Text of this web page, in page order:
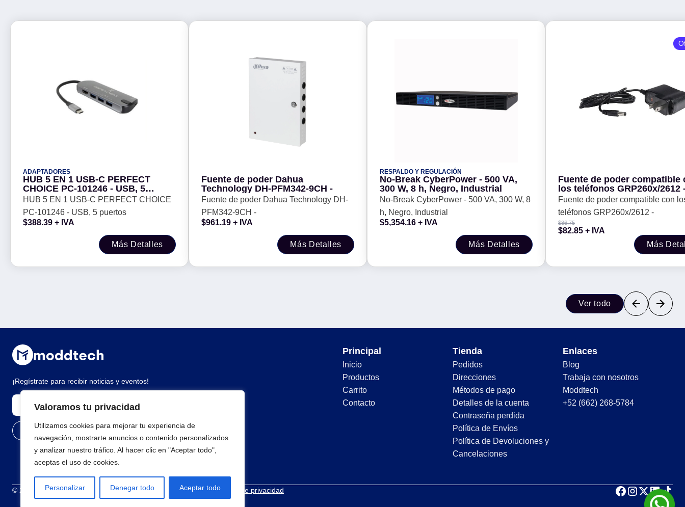
Valoramos tu privacidad
Utilizamos cookies para mejorar tu experiencia de
navegación, mostrarte anuncios o contenido personalizados
y analizar nuestro tráfico. Al hacer clic en "Aceptar todo",
aceptas el uso de cookies.
Personalizar Denegar todo Aceptar todo
ADAPTADORES
HUB 5 EN 1 USB-C PERFECT
CHOICE PC-101246 - USB, 5
puertos
HUB 5 EN 1 USB-C PERFECT CHOICE
PC-101246 - USB, 5 puertos
$388.39 + IVA
Más Detalles
Fuente de poder Dahua
Technology DH-PFM342-9CH -
Fuente de poder Dahua Technology DH-
PFM342-9CH -
$961.19 + IVA
Más Detalles
RESPALDO Y REGULACIÓN
No-Break CyberPower - 500 VA,
300 W, 8 h, Negro, Industrial
No-Break CyberPower - 500 VA, 300 W, 8
h, Negro, Industrial
$5,354.16 + IVA
Más Detalles
Fuente de poder compatible
los teléfonos GRP260x/2612
Fuente de poder compatible con
teléfonos GRP260x/2612 -
$86.75
$82.85 + IVA
Más
Ver todo
¡Regístrate para recibir noticias y eventos!
Principal
Inicio
Productos
Carrito
Contacto
Tienda
Pedidos
Direcciones
Métodos de pago
Detalles de la cuenta
Contraseña perdida
Política de Envíos
Política de Devoluciones y
Cancelaciones
Enlaces
Blog
Trabaja con nosotros
Moddtech
+52 (662) 268-5784
© 2026 Todos los derechos reservados Términos y condicionesPolítica de privacidad